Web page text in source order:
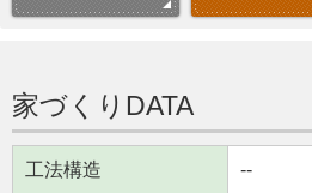
家づくりDATA
工法構造 --